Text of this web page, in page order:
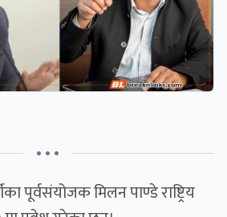
• • •
पूर्वसंयोजक मिलन पाण्डे राष्ट्रिय